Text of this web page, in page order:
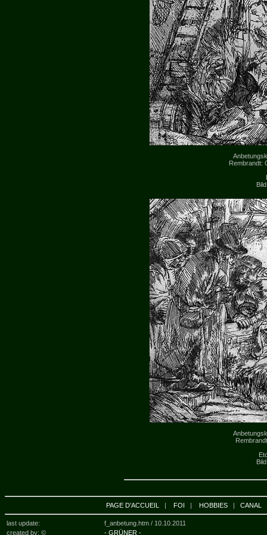
Rembrandt:
PAGE D’ACCUEIL | FOI | HOBBIES | CANAL
last update: f_anbetung.htm / 10.10.2011
created by: ©
- GRÜNER -